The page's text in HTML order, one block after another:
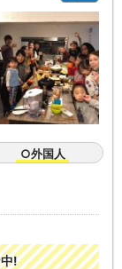
○外国人
!